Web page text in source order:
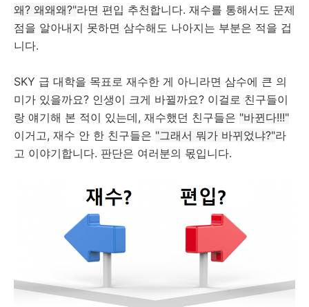
왜? 왜왜왜?"라면 편입 추천합니다. 재수를 통해서도 문제
점을 알아내지 못하면 삼수해도 나아지는 부분은 적을 겁
니다.
SKY 급 대학을 목표로 재수한 게 아니라면 삼수에 큰 의
미가 있을까요? 인생이 크게 바뀔까요? 이걸로 친구들이
랑 얘기해 본 적이 있는데, 재수했던 친구들은 "바뀐다!!!"
이거고, 재수 안 한 친구들은 "그래서 뭐가 바뀌었냐?"라
고 이야기합니다. 판단은 여러분의 몫입니다.